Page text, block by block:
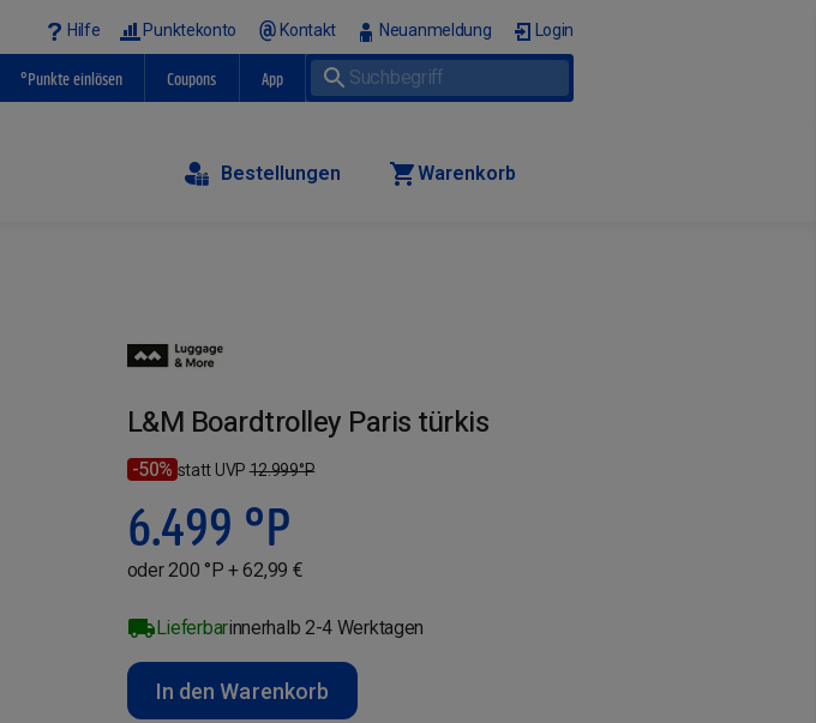
Hilfe Punktekonto Kontakt Neuanmeldung Login
°Punkte einlösen Coupons App
Bestellungen Warenkorb
L&M Boardtrolley Paris türkis
-50% statt UVP 12.999°P
6.499 °P
oder 200 °P + 62,99 €
Lieferbarinnerhalb 2-4 Werktagen
In den Warenkorb